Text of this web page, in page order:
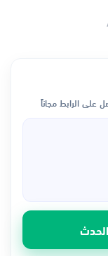
على الرابط مجاناً